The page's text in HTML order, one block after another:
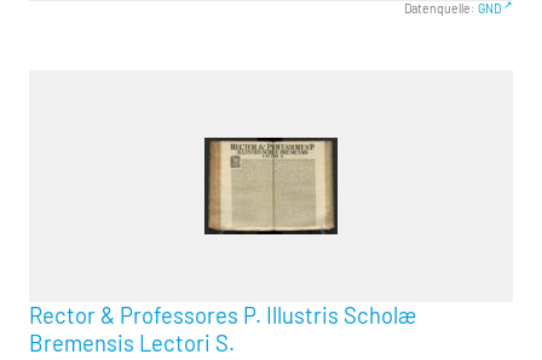
Datenquelle: GND
Rector & Professores P. Illustris Scholæ
Bremensis Lectori S.